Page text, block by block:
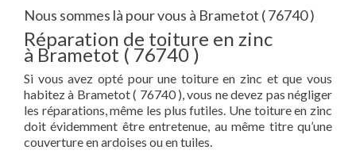
Nous sommes là pour vous à Brametot ( 76740 )
Réparation de toiture en zinc
à Brametot ( 76740 )
Si vous avez opté pour une toiture en zinc et que vous
habitez à Brametot ( 76740 ), vous ne devez pas négliger
les réparations, même les plus futiles. Une toiture en zinc
doit évidemment être entretenue, au même titre qu’une
couverture en ardoises ou en tuiles.